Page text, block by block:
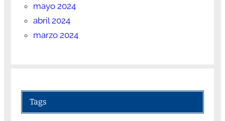
mayo 2024
abril 2024
marzo 2024
Tags